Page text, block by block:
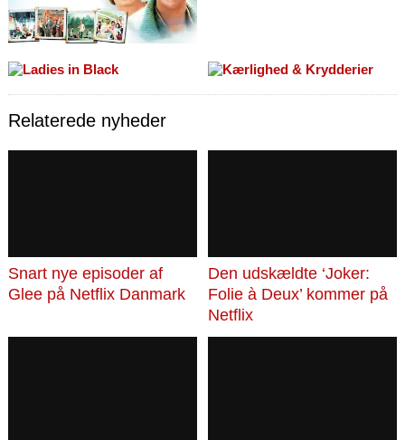
Relaterede nyheder
Snart nye episoder af
Glee på Netflix Danmark
Den udskældte ‘Joker:
Folie à Deux’ kommer på
Netflix